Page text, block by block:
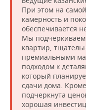
При этом на
камерность и
обеспечивается
Мы подчеркиваем
квартир,
премиальными
подходом к
который
сдачи дома. Кроме
подчеркнута
хорошая